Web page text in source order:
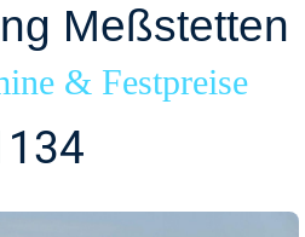
Meßstetten
& Festpreise